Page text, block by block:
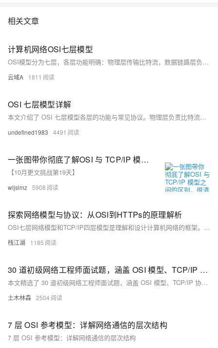
相关文章
计算机网络OSI七层模型
OSI模型分为七层，各层功能明确：物理层传输比特流，数据链路层负责帧传输，网络层处理数据包路由，传输层确保端到端可靠传输，会话层管理会话，表示层负责数据格式转换与加密，应用层提供网络服务。数据在传输中经过封装与解封装过程。OSI模型优点包括标准化、模块化和互操作性，但也存在复杂性高、效率较低及实用性不足的问题，在实际中TCP/IP模型更常用。
云域A 1811
OSI 七层模型详解
本文介绍了 OSI 七层模型各层的功能与常见协议。物理层负责比特流传输，涉及信号编码与接口标准；数据链路层组织帧并实现差错控制；网络层处理路由与寻址；传输层提供端到端数据传输服务；会话层管理会话连接；表示层处理数据编码与加密；应用层直接为用户提供服务。文中还列举了各层的典型协议，如 IP、TCP、HTTP 等，详细解析其作用与应用场景。
undefined1983 4491
一张图带你彻底了解OSI 与 TCP/IP 模型之间的区别，很清晰！
【10月更文挑战第19天】
wljslmz 5908
探索网络模型与协议：从OSI到HTTPs的原理解析
OSI七层网络模型和TCP/IP四层模型是理解和设计计算机网络的框架。OSI模型包括物理层、数据链路层、网络层、传输层、会话层、表示层和应用层，而TCP/IP模型则简化为链路层、网络层、传输层和 HTTPS协议基于HTTP并通过TLS/SSL加密数据，确保安全传输。其连接过程涉及TCP三次握手、SSL证书验证、对称密钥交换等步骤，以保障通信的安全性和完整性。数字信封技术使用非对称加密和数字证书确保数据的机密性和身份认证。 浏览器通过Https访问网站的过程包括输入网址、DNS解析、建立TCP连接、发送HTTPS请求、接收响应、验证证书和解析网页内容等步骤，确保用户与服务器之间的安全通信。
栈江湖 1185
30 道初级网络工程师面试题，涵盖 OSI 模型、TCP/IP 协议栈、IP 地址、子网掩码、VLAN、STP、DHCP、DNS、防火墙、NAT、VPN 等基础知识和技术，帮助小白们充分准备面试，顺利踏入职场
本文精选了 30 道初级网络工程师面试题，涵盖 OSI 模型、TCP/IP 协议栈、IP 地址、子网掩码、VLAN、STP、DHCP、DNS、防火墙、NAT、VPN 等基础知识和技术，帮助小白们充分准备面试，顺利踏入职场。
土木林森 2504
7 层 OSI 参考模型：详解网络通信的层次结构
7 层 OSI 参考模型：详解网络通信的层次结构